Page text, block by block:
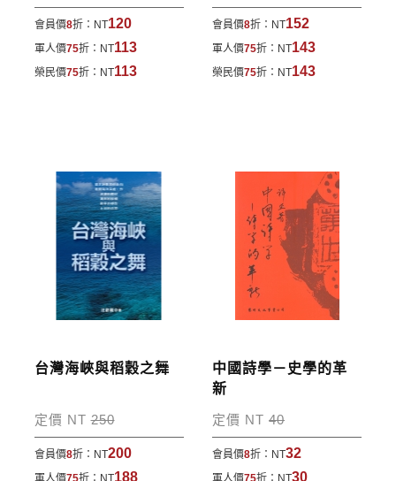
費。外文書籍將由專人估價
，訂購後48小時內回覆運
寄送說明:
付款完成後，本公司將於七日內以郵寄方式寄送到您
所指定的地點。
會員價8折： NT120
軍人價75折： NT113
榮民價75折： NT113
會員價8折： NT152
軍人價75折： NT143
榮民價75折： NT143
台灣海峽與稻穀之舞
定價 NT250
會員價8折： NT200
軍人價75折： NT188
中國詩學－史學的革
新
定價 NT40
會員價8折： NT32
軍人價75折： NT30